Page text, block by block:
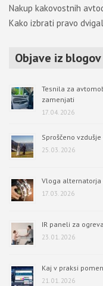
Nakup kakovostnih
Kako izbrati pravo
Objave iz blogov
Tesnila za
zamenjati
17. 04. 2026
Sproščeno
25. 03. 2026
Vloga alternatorja
17. 03. 2026
IR paneli za
23. 01. 2026
Kaj v praksi
21. 01. 2026